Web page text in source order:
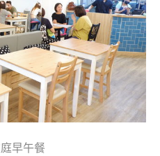
早午餐